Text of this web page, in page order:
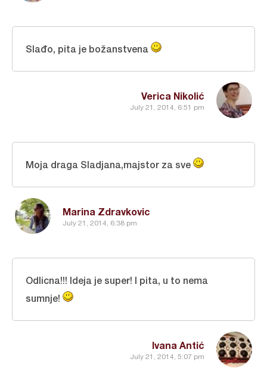
Verica Nikolić
July 21, 2014, 6:51 pm
Slađo, pita je božanstvena
Marina Zdravkovic
July 21, 2014, 6:38 pm
Moja draga Sladjana,majstor za sve
Ivana Antić
July 21, 2014, 5:07 pm
Odlicna!!! Ideja je super! I pita, u to nema
sumnje!